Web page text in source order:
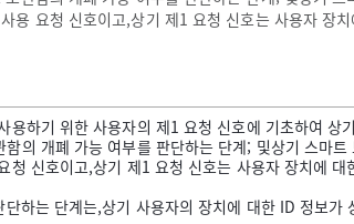
용 요청 신호이고,상기 제1 요청 신호는 사용자
하기 위한 사용자의 제1 요청 신호에 기초하여
의 개폐 가능 여부를 판단하는 단계; 및상기 스마
청 신호이고,상기 제1 요청 신호는 사용자 장치
하는 단계는,상기 사용자의 장치에 대한 ID 정보